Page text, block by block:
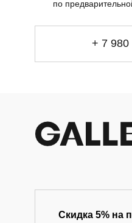
+ 7 980
по
Скидка 5% на
Магазин-галерея